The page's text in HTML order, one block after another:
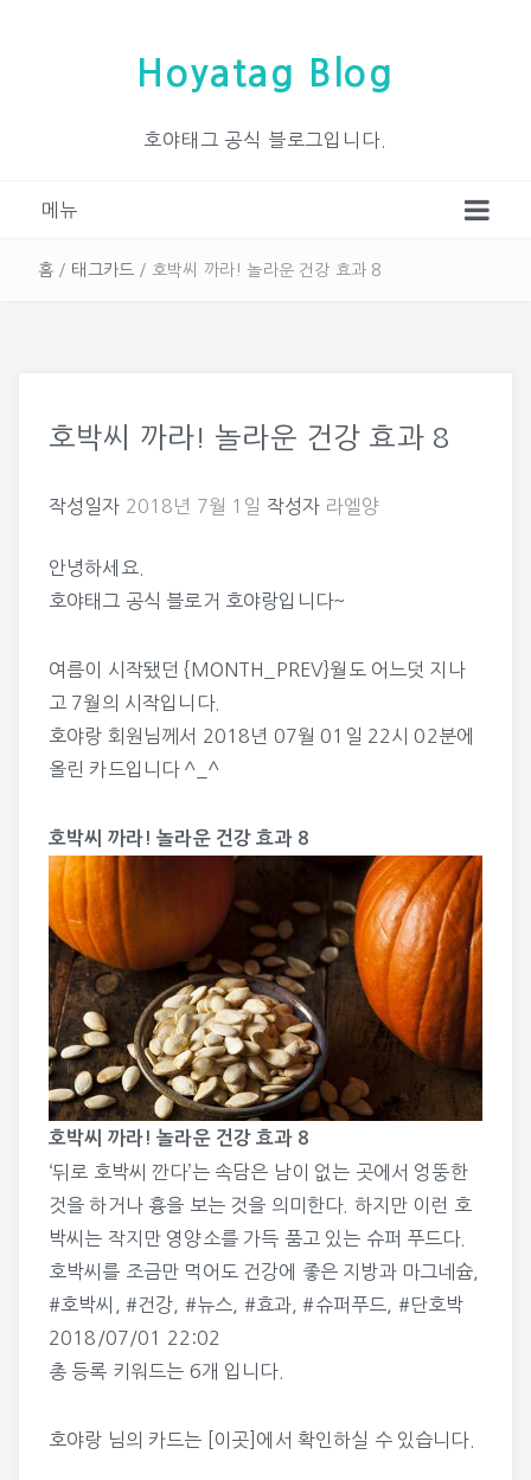
Hoyatag Blog
호야태그 공식 블로그입니다.
메뉴
홈 / 태그카드 / 호박씨 까라! 놀라운 건강 효과 8
호박씨 까라! 놀라운 건강 효과 8
작성일자 2018년 7월 1일 작성자 라엘양
안녕하세요.
호야태그 공식 블로거 호야랑입니다~
여름이 시작됐던 {MONTH_PREV}월도 어느덧 지나
고 7월의 시작입니다.
호야랑 회원님께서 2018년 07월 01일 22시 02분에
올린 카드입니다 ^_^
호박씨 까라! 놀라운 건강 효과 8
호박씨 까라! 놀라운 건강 효과 8
‘뒤로 호박씨 깐다’는 속담은 남이 없는 곳에서 엉뚱한
것을 하거나 흉을 보는 것을 의미한다. 하지만 이런 호
박씨는 작지만 영양소를 가득 품고 있는 슈퍼 푸드다.
호박씨를 조금만 먹어도 건강에 좋은 지방과 마그네슘,
#호박씨
#건강 #뉴스 #효과 #슈퍼푸드
#단호박
2018/07/01 22:02
총 등록 키워드는 6개 입니다.
호야랑 님의 카드는 [이곳] 에서 확인하실 수 있습니다.